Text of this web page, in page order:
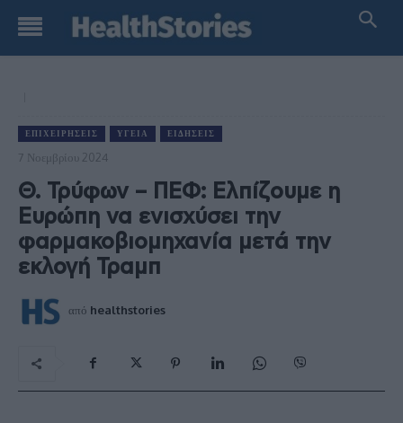
ΕΠΙΧΕΙΡΉΣΕΙΣ ΥΓΕΊΑ ΕΙΔΉΣΕΙΣ
7 Νοεμβρίου 2024
Θ. Τρύφων – ΠΕΦ: Ελπίζουμε η
Ευρώπη να ενισχύσει την
φαρμακοβιομηχανία μετά την
εκλογή Τραμπ
από healthstories